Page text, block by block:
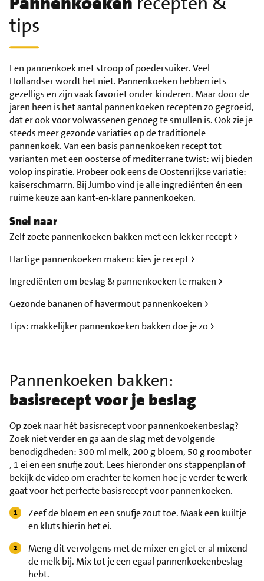
tips
Een pannenkoek met stroop of poedersuiker. Veel
Hollandserwordt het niet. Pannenkoeken hebben iets
gezelligs en zijn vaak favoriet onder kinderen. Maar door de
jaren heen is het aantal pannenkoeken recepten zo gegroeid,
dat er ook voor volwassenen genoeg te smullen is. Ook zie je
steeds meer gezonde variaties op de traditionele
pannenkoek. Van een basis pannenkoeken recept tot
varianten met een oosterse of mediterrane twist: wij bieden
volop inspiratie. Probeer ook eens de Oostenrijkse variatie:
kaiserschmarrn. Bij Jumbo vind je alle ingrediënten én een
ruime keuze aan kant-en-klare pannenkoeken.
Snel naar
Zelf zoete pannenkoeken bakken met een lekker recept
Hartige pannenkoeken maken: kies je recept
Ingrediënten om beslag & pannenkoeken te maken
Gezonde bananen of havermout pannenkoeken
Tips: makkelijker pannenkoeken bakken doe je zo
Pannenkoeken bakken:
basisrecept voor je beslag
Op zoek naar hét basisrecept voor pannenkoekenbeslag?
Zoek niet verder en ga aan de slag met de volgende
benodigdheden: 300 ml melk, 200 g bloem, 50 g roomboter
, 1 ei en een snufje zout. Lees hieronder ons stappenplan of
bekijk de video om erachter te komen hoe je verder te werk
gaat voor het perfecte basisrecept voor pannenkoeken.
Zeef de bloem en een snufje zout toe. Maak een kuiltje
en kluts hierin het ei.
Meng dit vervolgens met de mixer en giet er al mixend
de melk bij. Mix tot je een egaal pannenkoekenbeslag
hebt.